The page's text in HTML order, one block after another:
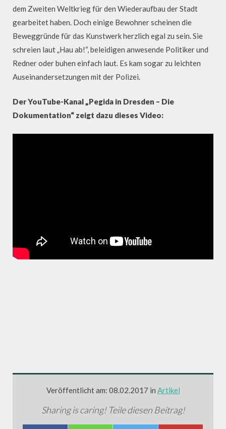
dem Zweiten Weltkrieg für den Wiederaufbau der Stadt
gearbeitet haben. Doch einige Bewohner scheinen die
Beweggründe für das Kunstwerk herzlich egal zu sein. Sie
schreien laut „Hau ab!“, beleidigen anwesende Politiker und
Redner oder buhen einfach laut. Es kam sogar zu leichten
Auseinandersetzungen mit der Polizei.
Der YouTube-Kanal „Pegida in Dresden – Die
Dokumentation“ zeigt dazu dieses Video:
Veröffentlicht am: 08.02.2017 in Artikel
Sharing is caring! Teile diesen Beitrag!